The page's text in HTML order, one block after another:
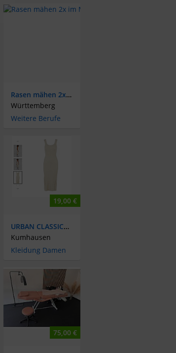
Rasen mähen 2x im Monat Jugendliche/Aushilfe
Württemberg
Weitere Berufe
19,00 €
URBAN CLASSICS Rip Kleid whitesand 4XL XXXXL= 44-46-48 NEU
Kumhausen
Kleidung Damen
75,00 €